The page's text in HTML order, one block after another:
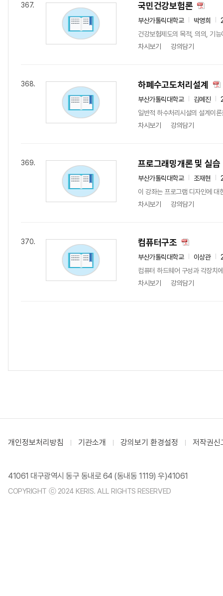
367. 국민건강보험론
부산가톨릭대학교 박영희
건강보험제도의 목적, 의의, 기
차시보기
강의담기
368. 하폐수고도처리설계
부산가톨릭대학교 김예진
일반적 하수처리시설의 설계이
차시보기
강의담기
369. 프로그래밍개론 및 실습
부산가톨릭대학교 조재현
이 강좌는 프로그램 디자인에 대
차시보기
강의담기
370. 컴퓨터구조
부산가톨릭대학교 이상관
컴퓨터 하드웨어 구성과 각장치
차시보기
강의담기
개인정보처리방침 기관소개 강의보기 환경설정 저작권신
41061 대구광역시 동구 동내로 64 (동내동 1119) 우)41061
COPYRIGHT ⓒ 2024 KERIS. ALL RIGHTS RESERVED